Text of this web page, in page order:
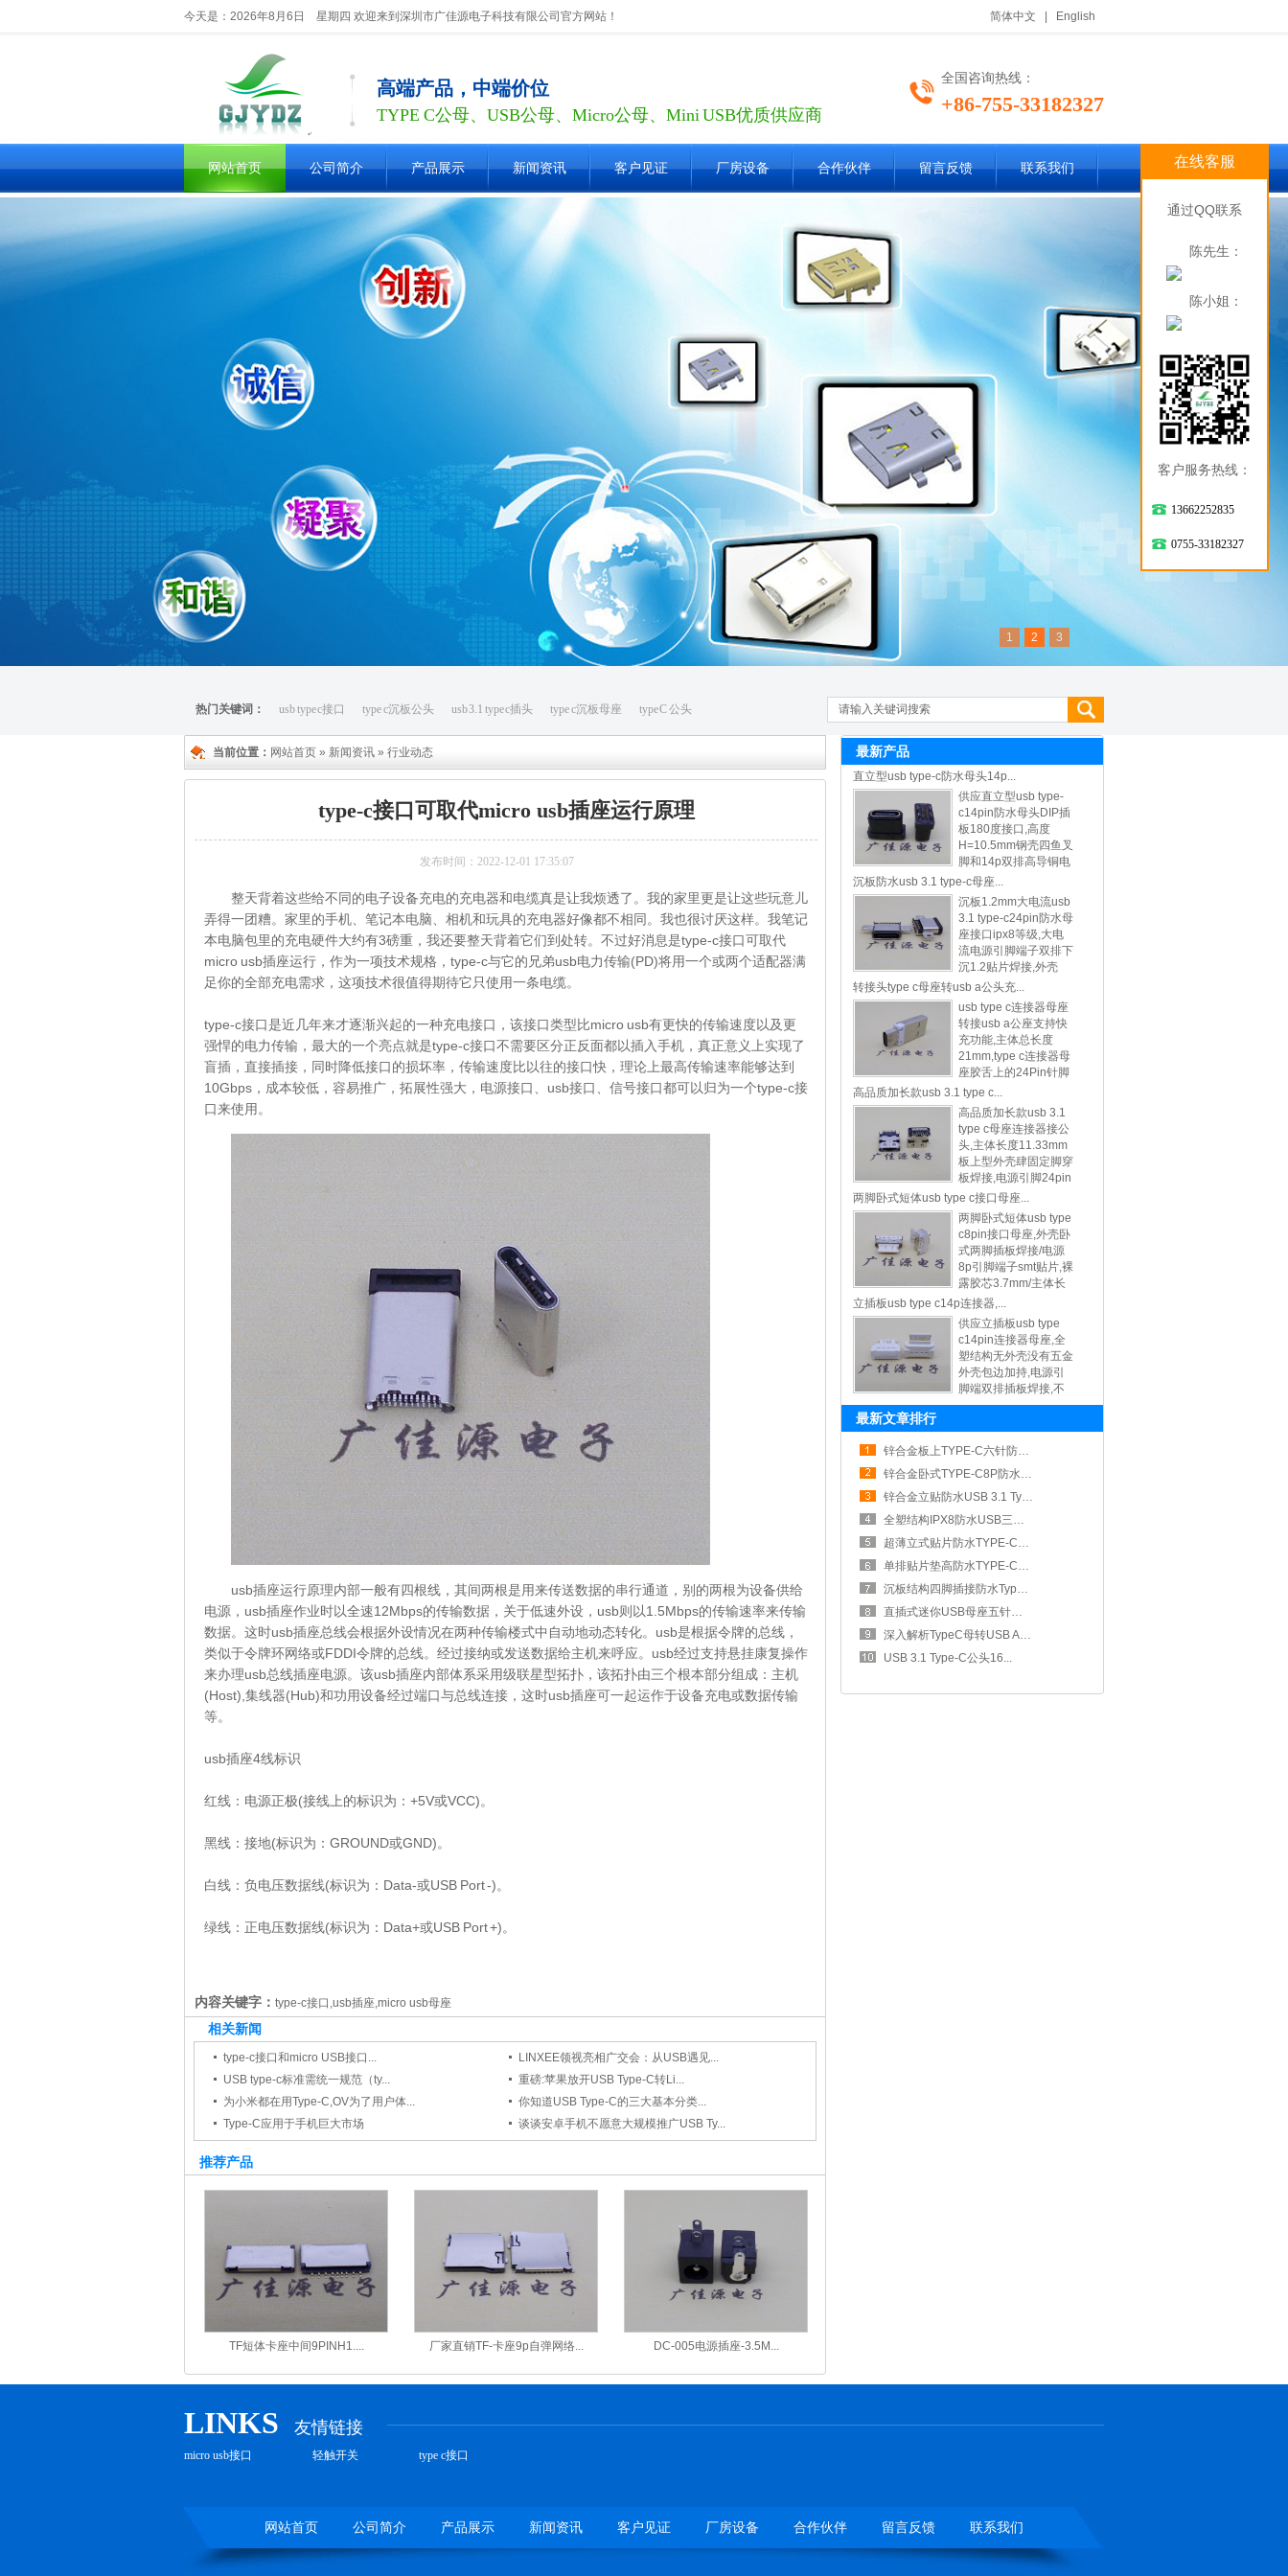
简体中文 English
今天是：2026年8月6日 星期四 欢迎来到深圳市广佳源电子科技有限公司官方网站！
全国咨询热线：
+86-755-33182327
高端产品，中端价位
TYPE C公母、USB公母、Micro公母、Mini USB优质供应商
网站首页 公司简介 产品展示 新闻资讯 客户见证 厂房设备 合作伙伴 留言反馈 联系我们
1 2 3
热门关键词： usb type c接口 type c沉板公头 usb 3.1 type c插头 type c沉板母座 type C 公头
当前位置： 网站首页 » 新闻资讯 » 行业动态
type-c接口可取代micro usb插座运行原理
发布时间：2022-12-01 17:35:07
整天背着这些给不同的电子设备充电的充电器和电缆真是让我烦透了。我的家里更是让这些玩意儿
弄得一团糟。家里的手机、笔记本电脑、相机和玩具的充电器好像都不相同。我也很讨厌这样。我笔记
本电脑包里的充电硬件大约有3磅重，我还要整天背着它们到处转。不过好消息是type-c接口可取代
micro usb插座运行，作为一项技术规格，type-c与它的兄弟usb电力传输(PD)将用一个或两个适配器满
足你的全部充电需求，这项技术很值得期待它只使用一条电缆。
type-c接口是近几年来才逐渐兴起的一种充电接口，该接口类型比micro usb有更快的传输速度以及更
强悍的电力传输，最大的一个亮点就是type-c接口不需要区分正反面都以插入手机，真正意义上实现了
盲插，直接插接，同时降低接口的损坏率，传输速度比以往的接口快，理论上最高传输速率能够达到
10Gbps，成本较低，容易推广，拓展性强大，电源接口、usb接口、信号接口都可以归为一个type-c接
口来使用。
usb插座运行原理内部一般有四根线，其间两根是用来传送数据的串行通道，别的两根为设备供给
电源，usb插座作业时以全速12Mbps的传输数据，关于低速外设，usb则以1.5Mbps的传输速率来传输
数据。这时usb插座总线会根据外设情况在两种传输楼式中自动地动态转化。usb是根据令牌的总线，
类似于令牌环网络或FDDI令牌的总线。经过接纳或发送数据给主机来呼应。usb经过支持悬挂康复操作
来办理usb总线插座电源。该usb插座内部体系采用级联星型拓扑，该拓扑由三个根本部分组成：主机
(Host),集线器(Hub)和功用设备经过端口与总线连接，这时usb插座可一起运作于设备充电或数据传输
等。
usb插座4线标识
红线：电源正极(接线上的标识为：+5V或VCC)。
黑线：接地(标识为：GROUND或GND)。
白线：负电压数据线(标识为：Data-或USB Port -)。
绿线：正电压数据线(标识为：Data+或USB Port +)。
内容关键字： type-c接口,usb插座,micro usb母座
相关新闻
type-c接口和micro USB接口...
LINXEE领视亮相广交会：从USB遇见...
USB type-c标准需统一规范（ty...
重磅:苹果放开USB Type-C转Li...
为小米都在用Type-C,OV为了用户体...
你知道USB Type-C的三大基本分类...
Type-C应用于手机巨大市场
谈谈安卓手机不愿意大规模推广USB Ty...
推荐产品
TF短体卡座中间9PINH1.... 厂家直销TF-卡座9p自弹网络... DC-005电源插座-3.5M...
最新产品
直立型usb type-c防水母头14p...
供应直立型usb type-
c14pin防水母头DIP插
板180度接口,高度
H=10.5mm钢壳四鱼叉
脚和14p双排高导铜电
源引脚
沉板防水usb 3.1 type-c母座...
沉板1.2mm大电流usb
3.1 type-c24pin防水母
座接口ipx8等级,大电
流电源引脚端子双排下
沉1.2贴片焊接,外壳
转接头type c母座转usb a公头充...
usb type c连接器母座
转接usb a公座支持快
充功能,主体总长度
21mm,type c连接器母
座胶舌上的24Pin针脚
本质
高品质加长款usb 3.1 type c...
高品质加长款usb 3.1
type c母座连接器接公
头,主体长度11.33mm
板上型外壳肆固定脚穿
板焊接,电源引脚24pin
端子
两脚卧式短体usb type c接口母座...
两脚卧式短体usb type
c8pin接口母座,外壳卧
式两脚插板焊接/电源
8p引脚端子smt贴片,裸
露胶芯3.7mm/主体长
度7
立插板usb type c14p连接器,...
供应立插板usb type
c14pin连接器母座,全
塑结构无外壳没有五金
外壳包边加持,电源引
脚端双排插板焊接,不
伤type c1
最新文章排行
锌合金板上TYPE-C六针防水连接器...
锌合金卧式TYPE-C8P防水母座紧...
锌合金立贴防水USB 3.1 Typ...
全塑结构IPX8防水USB三点一Ty...
超薄立式贴片防水TYPE-C母座六点...
单排贴片垫高防水TYPE-C母座散热...
沉板结构四脚插接防水TypeC露舌母...
直插式迷你USB母座五针接口稳定电气...
深入解析TypeC母转USB A公铝...
USB 3.1 Type-C公头16...
LINKS 友情链接
micro usb接口 轻触开关 type c接口
网站首页 公司简介 产品展示 新闻资讯 客户见证 厂房设备 合作伙伴 留言反馈 联系我们
在线客服
通过QQ联系
陈先生：
陈小姐：
客户服务热线：
13662252835
0755-33182327